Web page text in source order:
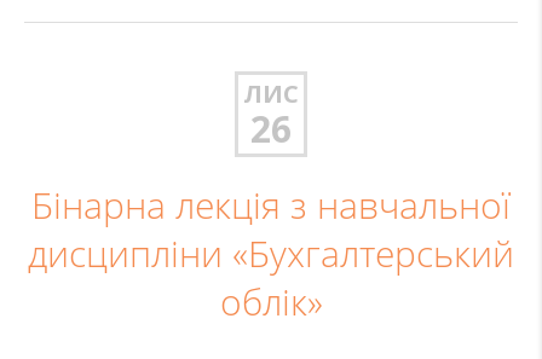
ЛИС
26
Бінарна лекція з навчальної
дисципліни «Бухгалтерський
облік»